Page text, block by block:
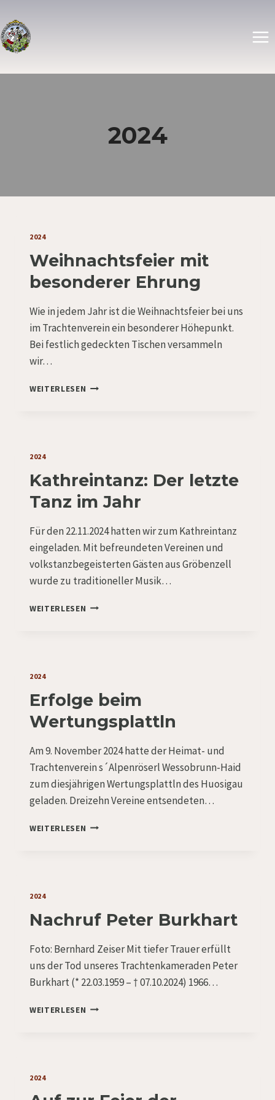
Inhalt
springen
2024
2024
Weihnachtsfeier mit
besonderer Ehrung
Wie in jedem Jahr ist die Weihnachtsfeier bei uns
im Trachtenverein ein besonderer Höhepunkt.
Bei festlich gedeckten Tischen versammeln
wir…
WEITERLESEN WEIHNACHTSFEIER
2024
Kathreintanz: Der letzte
Tanz im Jahr
Für den 22.11.2024 hatten wir zum Kathreintanz
eingeladen. Mit befreundeten Vereinen und
volkstanzbegeisterten Gästen aus Gröbenzell
wurde zu traditioneller Musik…
WEITERLESEN KATHREINTANZ:
2024
Erfolge beim
Wertungsplattln
Am 9. November 2024 hatte der Heimat- und
Trachtenverein s´Alpenröserl Wessobrunn-Haid
zum diesjährigen Wertungsplattln des Huosigau
geladen. Dreizehn Vereine entsendeten…
WEITERLESEN ERFOLGE
2024
Nachruf Peter Burkhart
Foto: Bernhard Zeiser Mit tiefer Trauer erfüllt
uns der Tod unseres Trachtenkameraden Peter
Burkhart (* 22.03.1959 – † 07.10.2024) 1966…
WEITERLESEN NACHRUF
2024